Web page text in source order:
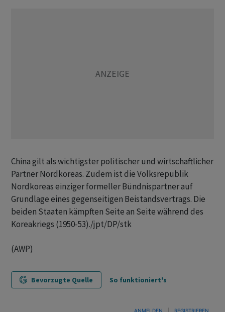
China gilt als wichtigster politischer und wirtschaftlicher
Partner Nordkoreas. Zudem ist die Volksrepublik
Nordkoreas einziger formeller Bündnispartner auf
Grundlage eines gegenseitigen Beistandsvertrags. Die
beiden Staaten kämpften Seite an Seite während des
Koreakriegs (1950-53)./jpt/DP/stk
(AWP)
Bevorzugte Quelle So funktioniert's
ANMELDEN REGISTRIEREN